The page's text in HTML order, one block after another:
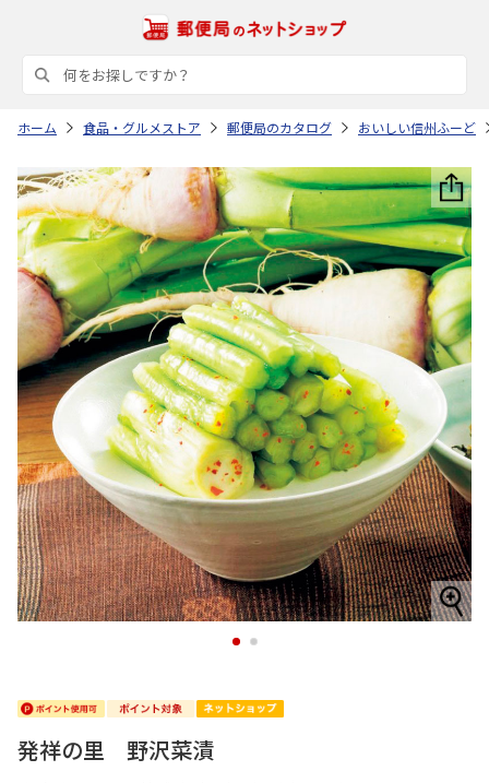
ホーム 食品・グルメストア 郵便局のカタログ おいしい信州ふーど
1 2
発祥の里 野沢菜漬